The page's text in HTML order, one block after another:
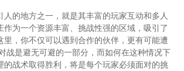
人的地方之一，就是其丰富的玩家互动和多人
作为一个资源丰富、挑战性强的区域，吸引了
里，你不仅可以遇到合作的伙伴，更有可能遭
战是避无可避的一部分，而如何在这种情况下
的战术取得胜利，将是每个玩家必须面对的挑